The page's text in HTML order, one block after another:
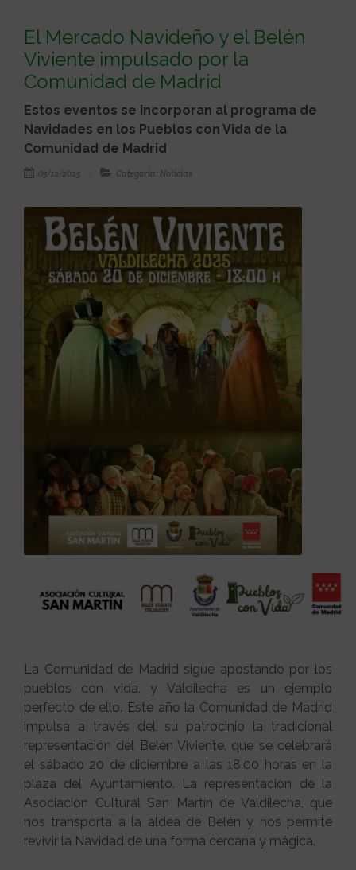
El Mercado Navideño y el Belén
Viviente impulsado por la
Comunidad de Madrid
Estos eventos se incorporan al programa de
Navidades en los Pueblos con Vida de la
Comunidad de Madrid
05/12/2025 Categoría: Noticias
La Comunidad de Madrid sigue apostando por los
pueblos con vida, y Valdilecha es un ejemplo
perfecto de ello. Este año la Comunidad de Madrid
impulsa a través del su patrocinio la tradicional
representación del Belén Viviente, que se celebrará
el sábado 20 de diciembre a las 18:00 horas en la
plaza del Ayuntamiento. La representación de la
Asociación Cultural San Martín de Valdilecha, que
nos transporta a la aldea de Belén y nos permite
revivir la Navidad de una forma cercana y mágica.